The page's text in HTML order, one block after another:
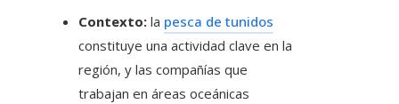
Contexto: la pesca de tunidos
constituye una actividad clave en la
región, y las compañías que
trabajan en áreas oceánicas